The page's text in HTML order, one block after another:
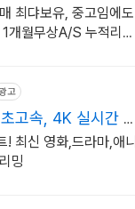
라
최댜보유, 중고임에도
개월무상A/S 누적리뷰
고
고속, 4K 실시간 보
! 최신 영화,드라마,애니
밍